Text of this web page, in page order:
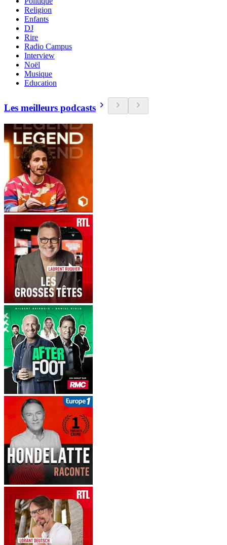
Religion
Enfants
DJ
Rire
Radio Campus
Interview
Noël
Musique
Education
Les meilleurs podcasts